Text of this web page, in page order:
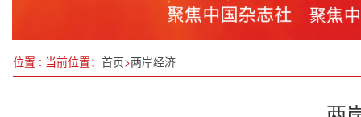
位置 : 当前位置： 首页>两岸经济